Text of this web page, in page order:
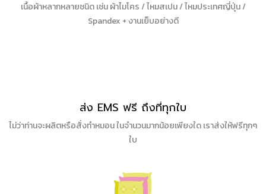
เนื้อผ้าหลากหลายชนิด เช่น ผ้าไมโคร / ไหมสเปน / ไหมประเทศญี่ปุ่น /
Spandex + งานเย็บอย่างดี
ส่ง EMS ฟรี ถึงที่ทุกใบ
ไม่ว่าท่านจะผลิตหรือสั่งทำหมอน ในจำนวนมากน้อยเพียงใด เราส่งให้ฟรีทุกๆ
ใบ